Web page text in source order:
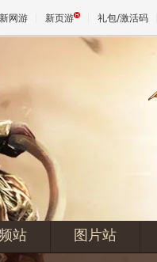
新网游 新页游 礼包/激活码
站 图片站